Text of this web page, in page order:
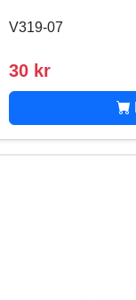
V319-07
30 kr